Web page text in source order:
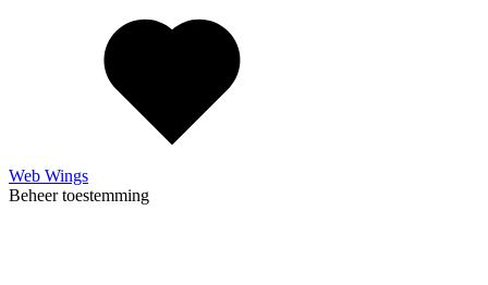
Web Wings
Beheer toestemming